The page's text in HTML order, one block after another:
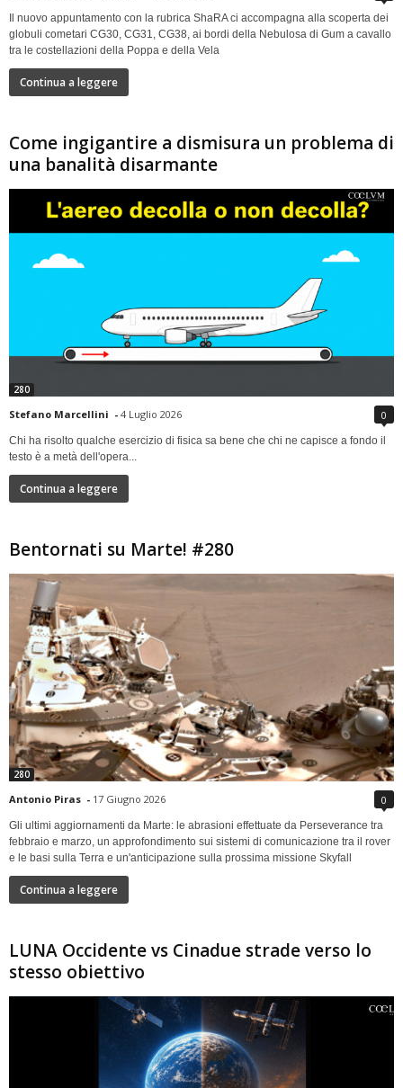
Il nuovo appuntamento con la rubrica ShaRA ci accompagna alla scoperta dei
globuli cometari CG30, CG31, CG38, ai bordi della Nebulosa di Gum a cavallo
tra le costellazioni della Poppa e della Vela
Continua a leggere
Come ingigantire a dismisura un problema di
una banalità disarmante
280
Stefano Marcellini - 4 Luglio 2026 0
Chi ha risolto qualche esercizio di fisica sa bene che chi ne capisce a fondo il
testo è a metà dell'opera...
Continua a leggere
Bentornati su Marte! #280
280
Antonio Piras - 17 Giugno 2026 0
Gli ultimi aggiornamenti da Marte: le abrasioni effettuate da Perseverance tra
febbraio e marzo, un approfondimento sui sistemi di comunicazione tra il rover
e le basi sulla Terra e un'anticipazione sulla prossima missione Skyfall
Continua a leggere
LUNA Occidente vs Cinadue strade verso lo
stesso obiettivo